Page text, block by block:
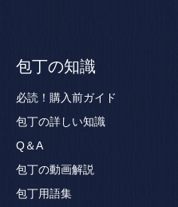
包丁の知識
必読！購入前ガイド
包丁の詳しい知識
Q＆A
包丁の動画解説
包丁用語集